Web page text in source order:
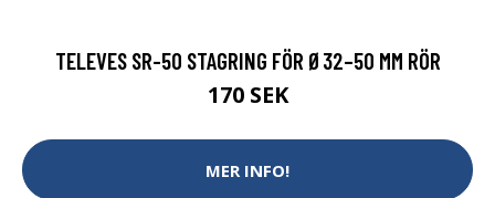
TELEVES SR-50 STAGRING FÖR Ø32–50 MM RÖR
170 SEK
MER INFO!